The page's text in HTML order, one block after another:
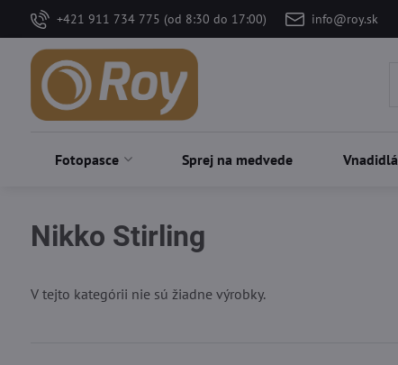
+421 911 734 775 (od 8:30 do 17:00) info@roy.sk
Fotopasce Sprej na medvede Vnadidlá
Nikko Stirling
V tejto kategórii nie sú žiadne výrobky.